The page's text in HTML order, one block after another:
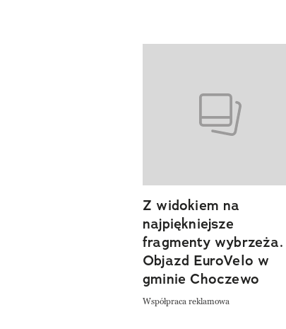
previous element
Z widokiem na
najpiękniejsze
fragmenty wybrzeża.
Objazd EuroVelo w
gminie Choczewo
Współpraca reklamowa